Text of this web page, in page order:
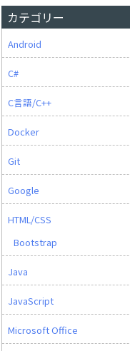
カテゴリー
Android
C#
C言語/C++
Docker
Git
Google
HTML/CSS
Bootstrap
Java
JavaScript
Microsoft Office